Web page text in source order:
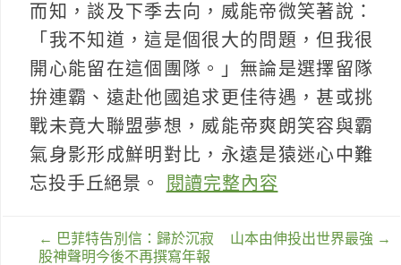
而知，談及下季去向，威能帝微笑著說：
「我不知道，這是個很大的問題，但我很
開心能留在這個團隊。」無論是選擇留隊
拚連霸、遠赴他國追求更佳待遇，甚或挑
戰未竟大聯盟夢想，威能帝爽朗笑容與霸
氣身影形成鮮明對比，永遠是猿迷心中難
忘投手丘絕景。
閱讀完整內容
文
章
← 巴菲特告別信：歸於沉寂
股神聲明今後不再撰寫年報
山本由伸投出世界最強 →